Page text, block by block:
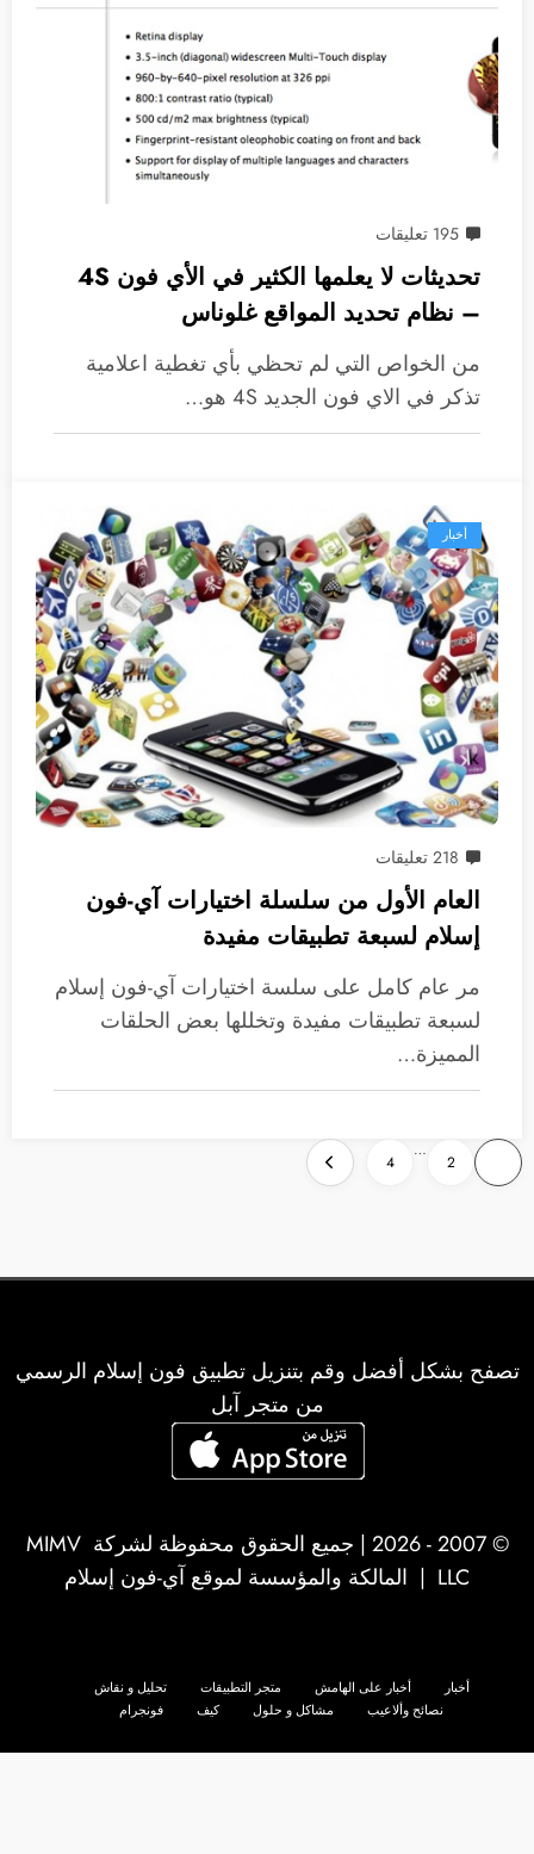
195 تعليقات
تحديثات لا يعلمها الكثير في الأي فون 4S
– نظام تحديد المواقع غلوناس
من الخواص التي لم تحظي بأي تغطية اعلامية
تذكر في الاي فون الجديد 4S هو…
أخبار
218 تعليقات
العام الأول من سلسلة اختيارات آي-فون
إسلام لسبعة تطبيقات مفيدة
مر عام كامل على سلسة اختيارات آي-فون إسلام
لسبعة تطبيقات مفيدة وتخللها بعض الحلقات
المميزة…
تعدد
صفحات
2
…
4
تصفح بشكل أفضل وقم بتنزيل تطبيق فون إسلام الرسمي
من متجر آبل
© 2007 - 2026 | جميع الحقوق محفوظة لشركة
MIMV
LLC | المالكة والمؤسسة لموقع آي-فون إسلام
أخبار أخبار على الهامش متجر التطبيقات
تحليل و نقاش
نصائح وألاعيب
مشاكل و حلول كيف فونجرام